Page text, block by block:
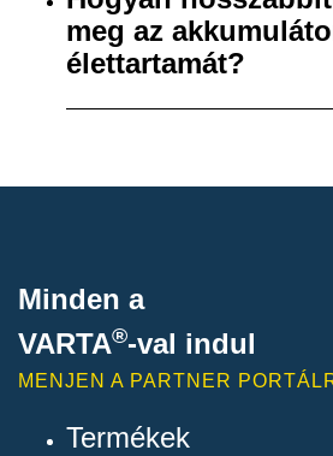
meg az
élettartamát?
Minden a
VARTA®-val indul
MENJEN A PARTNER
Termékek